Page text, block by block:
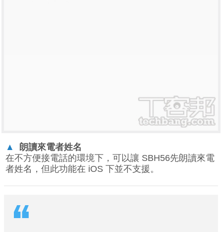
▲
朗讀來電者姓名
在不方便接電話的環境下，可以讓 SBH56先朗讀來電
者姓名，但此功能在 iOS 下並不支援。